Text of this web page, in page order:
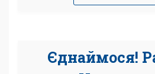
Єднаймося!